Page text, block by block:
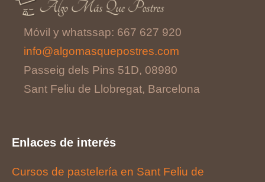
Móvil y whatssap: 667 627 920
info@algomasquepostres.com
Passeig dels Pins 51D, 08980
Sant Feliu de Llobregat, Barcelona
Enlaces de interés
Cursos de pastelería en Sant Feliu de